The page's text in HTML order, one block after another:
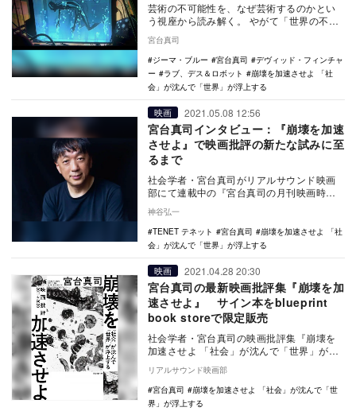
芸術の不可能性を、なぜ芸術するのかとい
う視座から読み解く。 やがて「世界の不可
能性」と「愛の不可能性」が浮かび上が
る。 目…
宮台真司
ジーマ・ブルー
宮台真司
デヴィッド・フィンチャ
ー
ラブ、デス＆ロボット
崩壊を加速させよ 「社
会」が沈んで「世界」が浮上する
映画 2021.05.08 12:56
宮台真司インタビュー：『崩壊を加速
させよ』で映画批評の新たな試みに至
るまで
社会学者・宮台真司がリアルサウンド映画
部にて連載中の『宮台真司の月刊映画時
再構成を行い、書…
神谷弘一
TENET テネット
宮台真司
崩壊を加速させよ 「社
会」が沈んで「世界」が浮上する
映画 2021.04.28 20:30
宮台真司の最新映画批評集『崩壊を加
速させよ』 サイン本をblueprint
book storeで限定販売
社会学者・宮台真司の映画批評集『崩壊を
加速させよ 「社会」が沈んで「世界」が浮
上する』（4月30日発売／blueprint）の
サ…
リアルサウンド映画部
宮台真司
崩壊を加速させよ 「社会」が沈んで「世
界」が浮上する